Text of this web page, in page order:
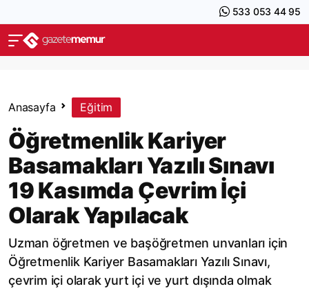
533 053 44 95
Anasayfa Eğitim
Öğretmenlik Kariyer
Basamakları Yazılı Sınavı
19 Kasımda Çevrim İçi
Olarak Yapılacak
Uzman öğretmen ve başöğretmen unvanları için
Öğretmenlik Kariyer Basamakları Yazılı Sınavı,
çevrim içi olarak yurt içi ve yurt dışında olmak